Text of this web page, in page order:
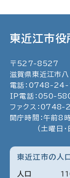
東近江市役
〒 527-8527
滋賀県東近江市
電話： 0748 - 24 -
IP電話： 050-
ファクス： 0748-
開庁時間：午前8
（土曜日
東近江市の人
人口